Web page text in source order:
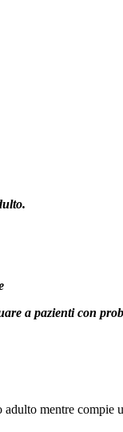
a pazienti con
mentre